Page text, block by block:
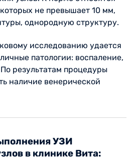
не превышает 10 мм,
однородную структуру.
исследованию удается
патологии: воспаление,
результатам процедуры
наличие венерической
УЗИ
в клинике Вита: